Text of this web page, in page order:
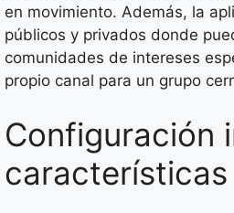
en movimiento. Además, la
públicos y privados donde
comunidades de intereses
propio canal para un grupo
Configuración